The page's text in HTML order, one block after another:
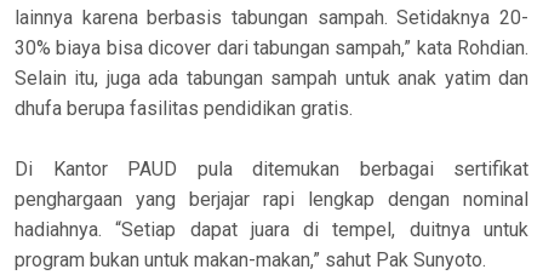
lainnya karena berbasis tabungan sampah. Setidaknya 20-
30% biaya bisa dicover dari tabungan sampah,” kata Rohdian.
Selain itu, juga ada tabungan sampah untuk anak yatim dan
dhufa berupa fasilitas pendidikan gratis.
Di Kantor PAUD pula ditemukan berbagai sertifikat
penghargaan yang berjajar rapi lengkap dengan nominal
hadiahnya. “Setiap dapat juara di tempel, duitnya untuk
program bukan untuk makan-makan,” sahut Pak Sunyoto.